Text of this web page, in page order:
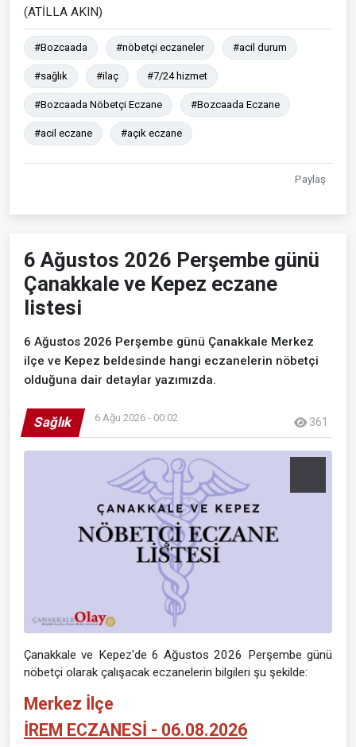
(ATİLLA AKIN)
#Bozcaada #nöbetçi eczaneler #acil durum
#sağlık #ilaç #7/24 hizmet
#Bozcaada Nöbetçi Eczane #Bozcaada Eczane
#acil eczane #açık eczane
Paylaş
6 Ağustos 2026 Perşembe günü
Çanakkale ve Kepez eczane
listesi
6 Ağustos 2026 Perşembe günü Çanakkale Merkez
ilçe ve Kepez beldesinde hangi eczanelerin nöbetçi
olduğuna dair detaylar yazımızda.
Sağlık 6 Ağu 2026 - 00:02 361
Çanakkale ve Kepez'de 6 Ağustos 2026 Perşembe günü
nöbetçi olarak çalışacak eczanelerin bilgileri şu şekilde:
Merkez İlçe
İREM ECZANESİ - 06.08.2026